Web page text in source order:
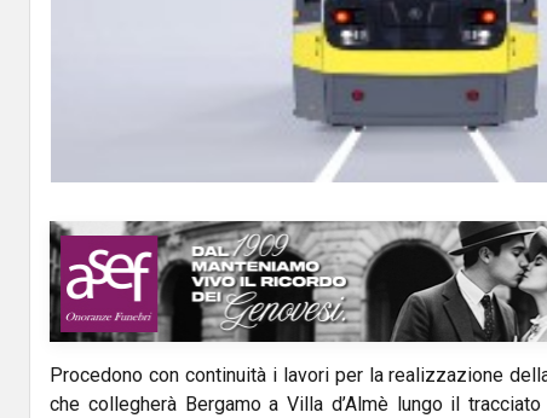
Procedono con continuità i lavori per la realizzazione
che collegherà Bergamo a Villa d’Almè lungo il